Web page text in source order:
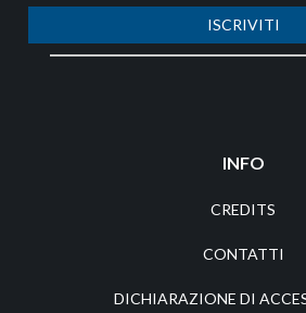
ISCRIVITI
INFO
CREDITS
CONTATTI
DICHIARAZIONE DI